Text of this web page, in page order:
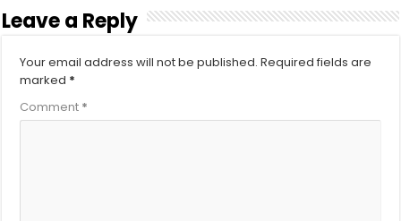
Leave a Reply
Your email address will not be published. Required fields are
marked *
Comment *